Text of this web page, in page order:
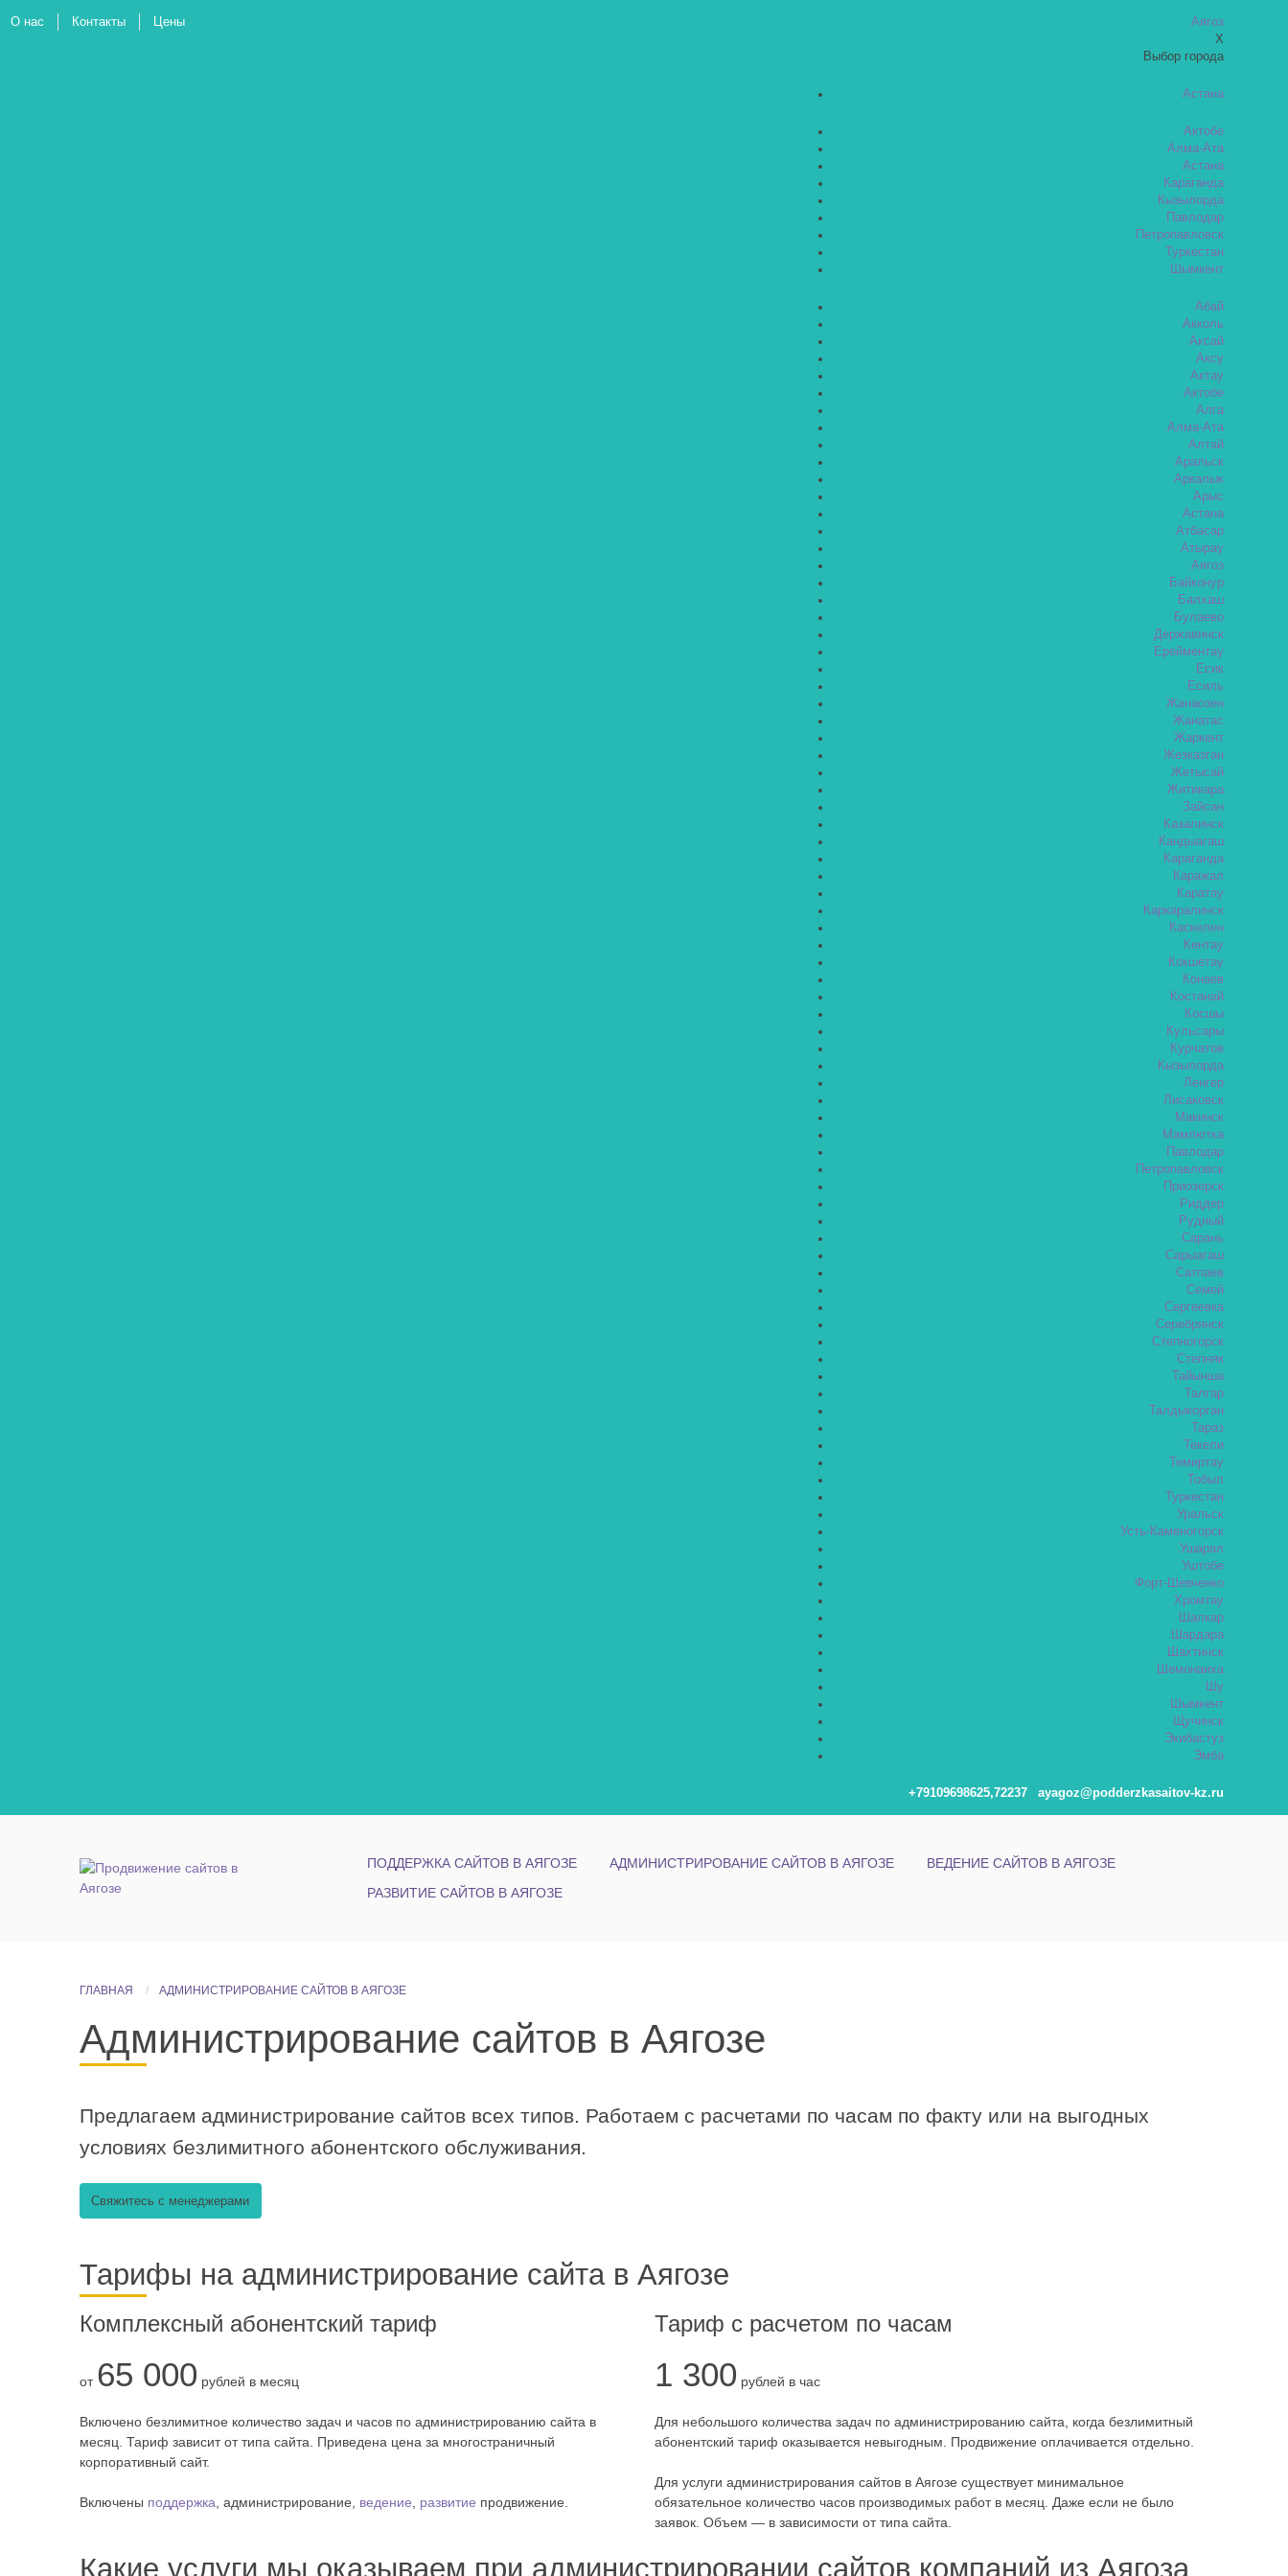
Аягоз
X
Выбор города
Астана
Актобе
Алма-Ата
Астана
Караганда
Кызылорда
Павлодар
Петропавловск
Туркестан
Шымкент
Абай
Акколь
Аксай
Аксу
Актау
Актобе
Алга
Алма-Ата
Алтай
Аральск
Аркалык
Арыс
Астана
Атбасар
Атырау
Аягоз
Байконур
Балхаш
Булаево
Державинск
Ерейментау
Есик
Есиль
Жанаозен
Жанатас
Жаркент
Жезказган
Жетысай
Житикара
Зайсан
Казалинск
Кандыагаш
Караганда
Каражал
Каратау
Каркаралинск
Каскелен
Кентау
Кокшетау
Конаев
Костанай
Косшы
Кульсары
Курчатов
Кызылорда
Ленгер
Лисаковск
Макинск
Мамлютка
Павлодар
Петропавловск
Приозерск
Риддер
Рудный
Сарань
Сарыагаш
Сатпаев
Семей
Сергеевка
Серебрянск
Степногорск
Степняк
Тайынша
Талгар
Талдыкорган
Тараз
Текели
Темиртау
Тобыл
Туркестан
Уральск
Усть-Каменогорск
Ушарал
Уштобе
Форт-Шевченко
Хромтау
Шалкар
Шардара
Шахтинск
Шемонаиха
Шу
Шымкент
Щучинск
Экибастуз
Эмба
+79109698625,72237 ayagoz@podderzkasaitov-kz.ru
О нас Контакты Цены
ПОДДЕРЖКА САЙТОВ В АЯГОЗЕ АДМИНИСТРИРОВАНИЕ САЙТОВ В АЯГОЗЕ
ВЕДЕНИЕ САЙТОВ В АЯГОЗЕ
РАЗВИТИЕ САЙТОВ В АЯГОЗЕ
ГЛАВНАЯ АДМИНИСТРИРОВАНИЕ САЙТОВ В АЯГОЗЕ
Администрирование сайтов в Аягозе
Предлагаем администрирование сайтов всех типов. Работаем с расчетами по часам по факту или на выгодных
условиях безлимитного абонентского обслуживания.
Свяжитесь с менеджерами
Тарифы на администрирование сайта в Аягозе
Комплексный абонентский тариф
от 65 000 рублей в месяц
Включено безлимитное количество задач и часов по администрированию сайта в
месяц. Тариф зависит от типа сайта. Приведена цена за многостраничный
корпоративный сайт.
Включены поддержка , администрирование, ведение развитие продвижение.
Тариф с расчетом по часам
1 300 рублей в час
Для небольшого количества задач по администрированию сайта, когда безлимитный
абонентский тариф оказывается невыгодным. Продвижение оплачивается отдельно.
Для услуги администрирования сайтов в Аягозе существует минимальное
обязательное количество часов производимых работ в месяц. Даже если не было
заявок. Объем — в зависимости от типа сайта.
Какие услуги мы оказываем при администрировании сайтов компаний из Аягоза